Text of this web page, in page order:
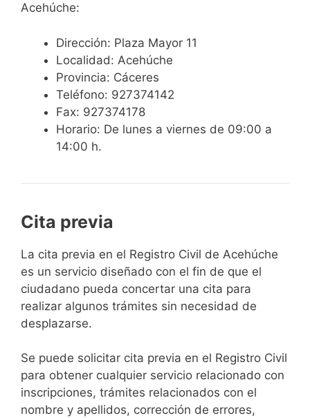
Acehúche:
Dirección: Plaza Mayor 11
Localidad: Acehúche
Provincia: Cáceres
Teléfono: 927374142
Fax: 927374178
Horario: De lunes a viernes de 09:00 a
14:00 h.
Cita previa
​​​​​​​​​​​​​​​​​​​​​​​​​​​​La cita previa en el Registro Civil de Acehúche
es un servicio diseñado con el fin de que el
ciudadano pueda concertar una cita para
realizar algunos trámites sin necesidad de
desplazarse.​
Se puede solicitar cita previa en el Registro Civil
para obtener cualquier servicio relacionado con
inscripciones, trámites relacionados con el
nombre y apellidos, corrección de errores,